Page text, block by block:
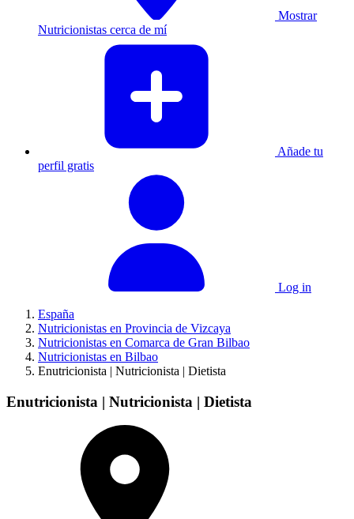
Mostrar
Nutricionistas cerca de mí
Añade tu
perfil gratis
Log in
España
Nutricionistas en Provincia de Vizcaya
Nutricionistas en Comarca de Gran Bilbao
Nutricionistas en Bilbao
Enutricionista | Nutricionista | Dietista
Enutricionista | Nutricionista | Dietista